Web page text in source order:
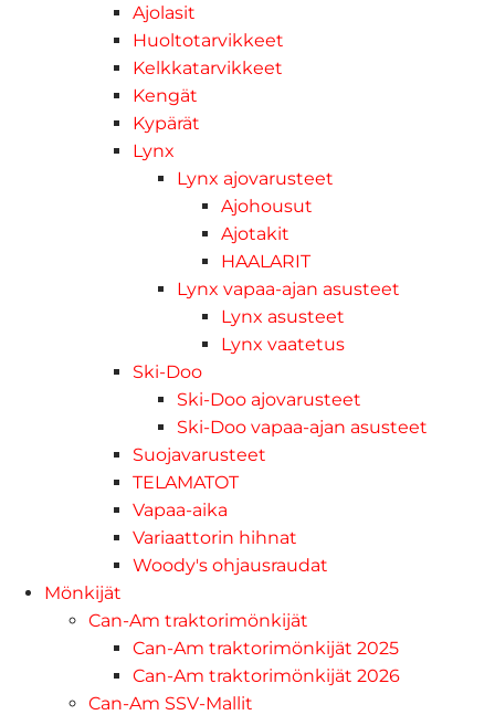
Ajolasit
Huoltotarvikkeet
Kelkkatarvikkeet
Kengät
Kypärät
Lynx
Lynx ajovarusteet
Ajohousut
Ajotakit
HAALARIT
Lynx vapaa-ajan asusteet
Lynx asusteet
Lynx vaatetus
Ski-Doo
Ski-Doo ajovarusteet
Ski-Doo vapaa-ajan asusteet
Suojavarusteet
TELAMATOT
Vapaa-aika
Variaattorin hihnat
Woody's ohjausraudat
Mönkijät
Can-Am traktorimönkijät
Can-Am traktorimönkijät 2025
Can-Am traktorimönkijät 2026
Can-Am SSV-Mallit